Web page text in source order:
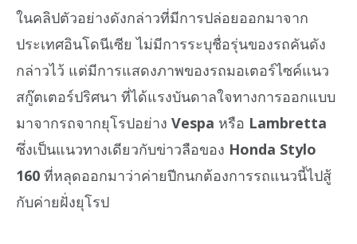
ในคลิปตัวอย่างดังกล่าวที่มีการปล่อยออกมาจาก
ประเทศอินโดนีเซีย ไม่มีการระบุชื่อรุ่นของรถคันดัง
กล่าวไว้ แต่มีการแสดงภาพของรถมอเตอร์ไซค์แนว
สกู๊ตเตอร์ปริศนา ที่ได้แรงบันดาลใจทางการออกแบบ
มาจากรถจากยุโรปอย่าง Vespa หรือ Lambretta
ซึ่งเป็นแนวทางเดียวกับข่าวลือของ Honda Stylo
160 ที่หลุดออกมาว่าค่ายปีกนกต้องการรถแนวนี้ไปสู้
กับค่ายฝั่งยุโรป